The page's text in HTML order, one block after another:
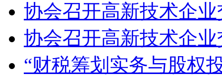
协会召开高新技术企
协会召开高新技术企
“财税筹划实务与股